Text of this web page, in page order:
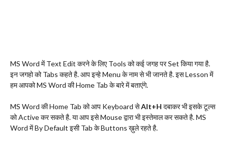
MS Word में Text Edit करने के लिए Tools को कई जगह पर Set किया गया है.
इन जगहो को Tabs कहते है. आप इन्हे Menu के नाम से भी जानते है. इस Lesson में
हम आपको MS Word की Home Tab के बारे में बताएंगे.
MS Word की Home Tab को आप Keyboard सेAlt+H दबाकर भी इसके टूल्स
को Active कर सकते है. या आप इसे Mouse द्वारा भी इस्तेमाल कर सकते है. MS
Word में By Default इसी Tab के Buttons ख़ुले रहते है.